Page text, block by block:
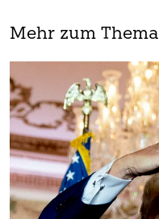
Mehr zum Thema